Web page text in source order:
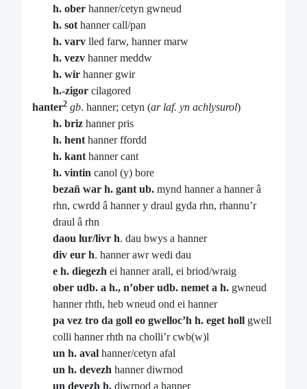
h. ober hanner/cetyn gwneud
h. sot hanner call/pan
h. varv lled farw, hanner marw
h. vezv hanner meddw
h. wir hanner gwir
h.-zigor cilagored
hanter2 gb. hanner; cetyn (ar laf. yn achlysurol)
h. briz hanner pris
h. hent hanner ffordd
h. kant hanner cant
h. vintin canol (y) bore
bezañ war h. gant ub. mynd hanner a hanner â
rhn, cwrdd â hanner y draul gyda rhn, rhannu’r
draul â rhn
daou lur/livr h. dau bwys a hanner
div eur h. hanner awr wedi dau
e h. diegezh ei hanner arall, ei briod/wraig
ober udb. a h., n’ober udb. nemet a h. gwneud
hanner rhth, heb wneud ond ei hanner
pa vez tro da goll eo gwelloc’h h. eget holl gwell
colli hanner rhth na cholli’r cwb(w)l
un h. aval hanner/cetyn afal
un h. devezh hanner diwrnod
un devezh h. diwrnod a hanner